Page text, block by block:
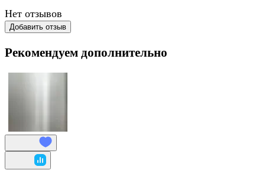
Нет отзывов
Добавить отзыв
Рекомендуем дополнительно